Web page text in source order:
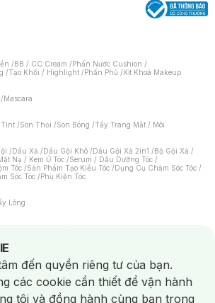
/BB / CC Cream /Phấn Nước Cushion /
/Tạo Khối / Highlight /Phấn Phủ /Xịt Khoá Makeup
/Mascara
Tint /Son Thỏi /Son Bóng /Tẩy Trang Mắt / Môi
/Dầu Xả /Dầu Gội Khô /Dầu Gội Xả 2in1 /Bộ Gội Xả /
Nạ / Kem Ủ Tóc /Serum / Dầu Dưỡng Tóc /
Tóc /Sản Phẩm Tạo Kiểu Tóc /Dụng Cụ Chăm Sóc Tóc /
Sóc Tóc /Phụ Kiện Tóc
Lông
Máy Massage/Mặt Nạ Xông Hơi /Nước Rửa Tay/
/Bàn Chải Đánh Răng /Bàn Chải Điện/
Răng /Máy Tăm Nước/ Nước Súc Miệng/
Miệng / Dung Dịch Vệ Sinh/Dưỡng Vùng Kín/
/Băng Vệ Sinh/Tampon/Bọt Cạo Râu /Dao Cạo Râu/
usage
đến quyền riêng tư của bạn.
các cookie cần thiết để vận hành
tôi và đồng hành cùng bạn trong